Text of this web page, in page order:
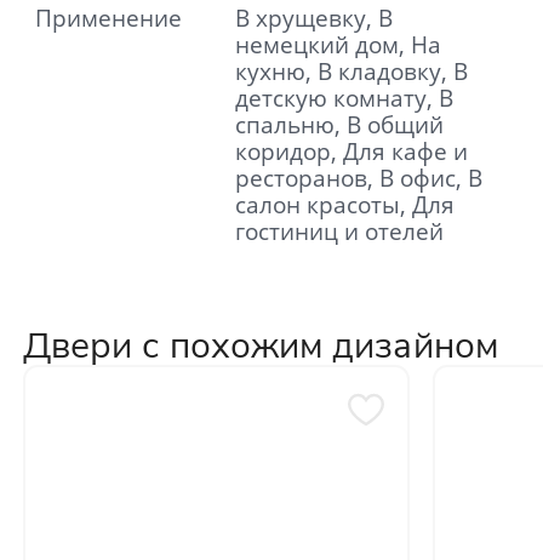
Применение
В хрущевку, В
немецкий дом, На
кухню, В кладовку, В
детскую комнату, В
спальню, В общий
коридор, Для кафе и
ресторанов, В офис, В
салон красоты, Для
гостиниц и отелей
Двери с похожим дизайном